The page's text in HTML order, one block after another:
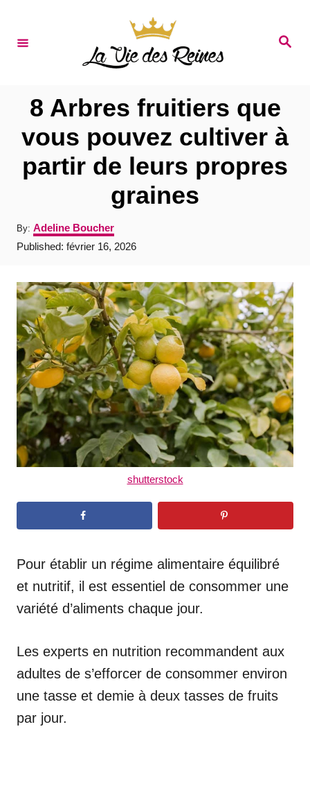
S
8 Arbres fruitiers que
vous pouvez cultiver à
partir de leurs propres
graines
By: A
u
t
o
r
Adeline Boucher
P
t
e
d
n
Published: février 16, 2026
shutterstock
Pour établir un régime alimentaire équilibré
et nutritif, il est essentiel de consommer une
variété d’aliments chaque jour.
Les experts en nutrition recommandent aux
adultes de s’efforcer de consommer environ
une tasse et demie à deux tasses de fruits
par jour.